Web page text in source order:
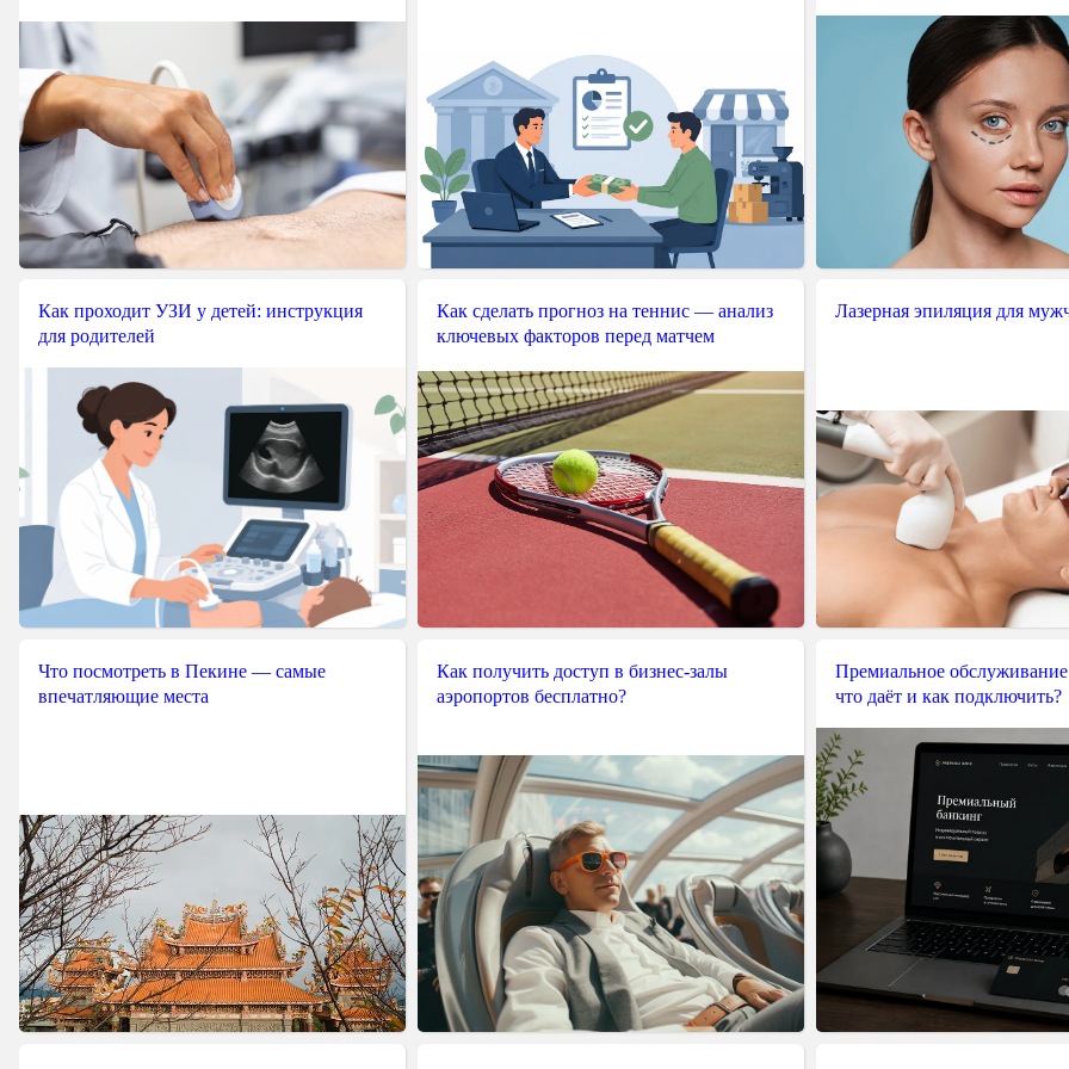
Как проходит УЗИ у детей: инструкция
для родителей
Как сделать прогноз на теннис — анализ
ключевых факторов перед матчем
Лазерная эпиляция для
Что посмотреть в Пекине — самые
впечатляющие места
Как получить доступ в бизнес-залы
аэропортов бесплатно?
Премиальное
что даёт и как подключить?